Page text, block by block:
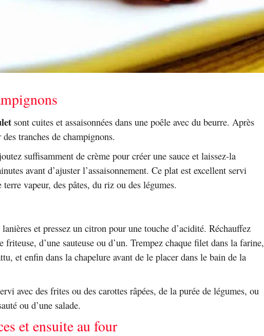
sont cuites et assaisonnées dans une poêle avec du beurre. Après
tranches de champignons.
suffisamment de crème pour créer une sauce et laissez-la
avant d’ajuster l’assaisonnement. Ce plat est excellent servi
terre vapeur, des pâtes, du riz ou des légumes.
et pressez un citron pour une touche d’acidité. Réchauffez
friteuse, d’une sauteuse ou d’un. Trempez chaque filet dans la farine,
et enfin dans la chapelure avant de le placer dans le bain de la
avec des frites ou des carottes râpées, de la purée de légumes, ou
ou d’une salade.
et ensuite au four